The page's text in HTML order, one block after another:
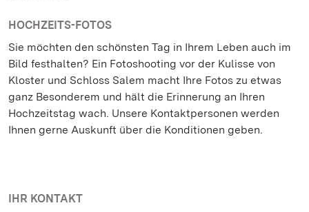
HOCHZEITS-FOTOS
Sie möchten den schönsten Tag in Ihrem Leben auch im
Bild festhalten? Ein Fotoshooting vor der Kulisse von
Kloster und Schloss Salem macht Ihre Fotos zu etwas
ganz Besonderem und hält die Erinnerung an Ihren
Hochzeitstag wach. Unsere Kontaktpersonen werden
Ihnen gerne Auskunft über die Konditionen geben.
IHR KONTAKT